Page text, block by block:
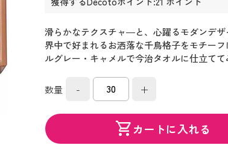
滑らかなテクスチャ―と、心躍るモダンデ
界中で好まれるお洒落な千鳥格子をモチー
ルグレー・キャメルで今治タオルに仕立てて
数量 - +
shopping_cartカートに入れる